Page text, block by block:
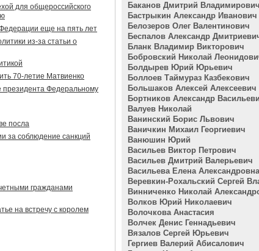
для общероссийского
еще на пять лет
из-за статьи о
70-летие Матвиенко
президента Федеральному
посла
за соблюдение санкций
гражданами
на встречу с королем
Баканов Дмитрий Владимирович
Бастрыкин Александр Иванович
Белозеров Олег Валентинович
Беспалов Александр
Бланк Владимир Викторович
Бобровский Николай
Болдырев Юрий Юрьевич
Боллоев Таймураз Казбекович
Большаков Алексей Алексеевич
Бортников Александр
Валуев Николай
Ванинский Борис Львович
Ваничкин Михаил Георгиевич
Ванюшин Юрий
Васильев Виктор Петрович
Васильев Дмитрий Валерьевич
Васильева Елена Александровна
Веревкин-Рохальский Сергей
Винниченко Николай
Волков Юрий Николаевич
Волочкова Анастасия
Волчек Денис Геннадьевич
Вязалов Сергей Юрьевич
Гергиев Валерий Абисалович